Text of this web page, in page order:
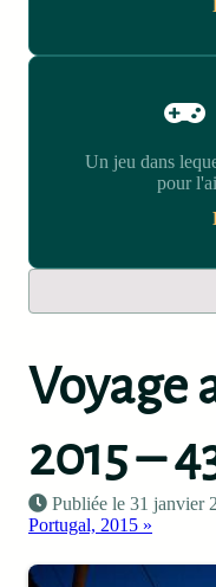
Un jeu dans
pour
Voyage
2015 –
Publiée le 31 janvier
Portugal, 2015 »